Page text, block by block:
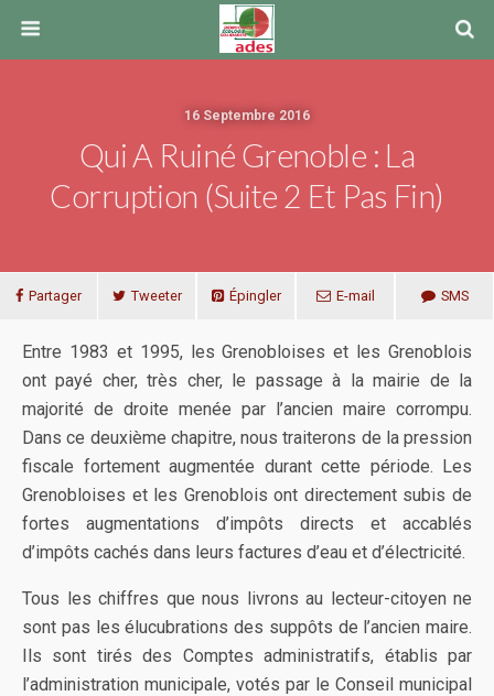
16 Septembre 2016
Qui A Ruiné Grenoble : La
Corruption (suite 2 Et Pas Fin)
Partager Tweeter Épingler E-mail SMS
Entre 1983 et 1995, les Grenobloises et les Grenoblois
ont payé cher, très cher, le passage à la mairie de la
majorité de droite menée par l’ancien maire corrompu.
Dans ce deuxième chapitre, nous traiterons de la pression
fiscale fortement augmentée durant cette période. Les
Grenobloises et les Grenoblois ont directement subis de
fortes augmentations d’impôts directs et accablés
d’impôts cachés dans leurs factures d’eau et d’électricité.
Tous les chiffres que nous livrons au lecteur-citoyen ne
sont pas les élucubrations des suppôts de l’ancien maire.
Ils sont tirés des Comptes administratifs, établis par
l’administration municipale, votés par le Conseil municipal